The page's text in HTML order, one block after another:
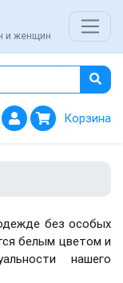
и женщин
Корзина
без особых
белым цветом и
нашего